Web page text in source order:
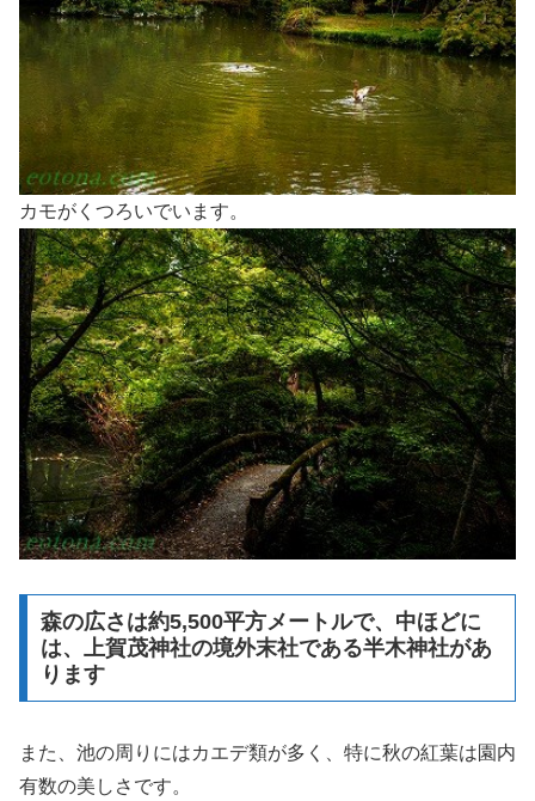
カモがくつろいでいます。
森の広さは約5,500平方メートルで、中ほどに
は、上賀茂神社の境外末社である半木神社があ
ります
また、池の周りにはカエデ類が多く、特に秋の紅葉は園内
有数の美しさです。